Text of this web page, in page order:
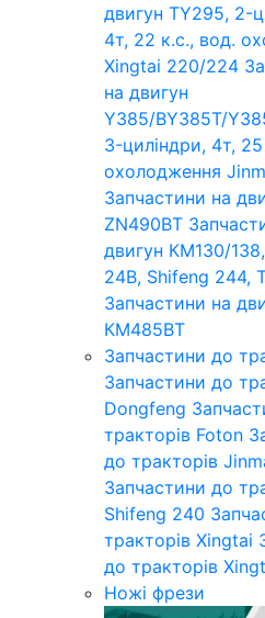
двигун TY295, 2-
4т, 22 к.с., вод.
Xingtai 220/224
на двигун
Y385/BY385T/
3-циліндри, 4т,
охолодження
Запчастини на
ZN490BT
двигун КМ130/
24B, Shifeng 244,
Запчастини на
КМ485ВТ
Запчастини до
Запчастини до
Dongfeng
тракторів Foton
до тракторів
Запчастини до
Shifeng 240
тракторів Xingtai
до тракторів
Ножі фрези